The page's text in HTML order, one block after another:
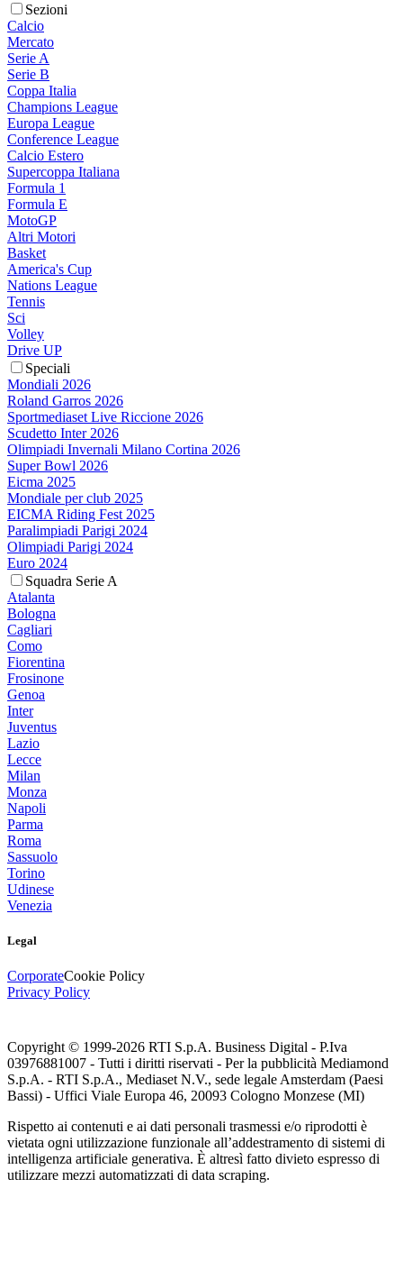
Sezioni
Calcio
Mercato
Serie A
Serie B
Coppa Italia
Champions League
Europa League
Conference League
Calcio Estero
Supercoppa Italiana
Formula 1
Formula E
MotoGP
Altri Motori
Basket
America's Cup
Nations League
Tennis
Sci
Volley
Drive UP
Speciali
Mondiali 2026
Roland Garros 2026
Sportmediaset Live Riccione 2026
Scudetto Inter 2026
Olimpiadi Invernali Milano Cortina 2026
Super Bowl 2026
Eicma 2025
Mondiale per club 2025
EICMA Riding Fest 2025
Paralimpiadi Parigi 2024
Olimpiadi Parigi 2024
Euro 2024
Squadra Serie A
Atalanta
Bologna
Cagliari
Como
Fiorentina
Frosinone
Genoa
Inter
Juventus
Lazio
Lecce
Milan
Monza
Napoli
Parma
Roma
Sassuolo
Torino
Udinese
Venezia
Legal
CorporateCookie Policy
Privacy Policy
Copyright © 1999-2026 RTI S.p.A. Business Digital - P.Iva
03976881007 - Tutti i diritti riservati - Per la pubblicità Mediamond
S.p.A. - RTI S.p.A., Mediaset N.V., sede legale Amsterdam (Paesi
Bassi) - Uffici Viale Europa 46, 20093 Cologno Monzese (MI)
Rispetto ai contenuti e ai dati personali trasmessi e/o riprodotti è
vietata ogni utilizzazione funzionale all’addestramento di sistemi di
intelligenza artificiale generativa. È altresì fatto divieto espresso di
utilizzare mezzi automatizzati di data scraping.